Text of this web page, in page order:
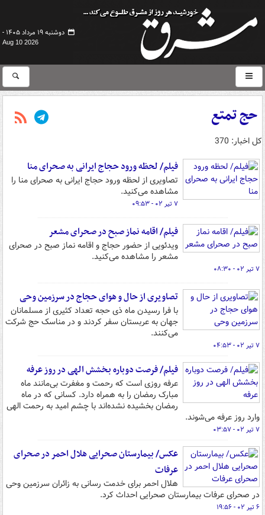
دوشنبه ۱۹ مرداد ۱۴۰۵ -
Aug 10 2026
حج تمتع
کل اخبار: 370
فیلم/ لحظه ورود حجاج ایرانی به صحرای منا
تصاویری از لحظه ورود حجاج ایرانی به صحرای منا را
مشاهده می‌کنید.
۷ تیر ۰۲ - ۰۹:۵۳
فیلم/ اقامه نماز صبح در صحرای مشعر
ویدئویی از حضور حجاج و اقامه نماز صبح در صحرای
مشعر را مشاهده می‌کنید.
۷ تیر ۰۲ - ۰۸:۳۰
تصاویری از حال و هوای حجاج در سرزمین وحی
با فرا رسیدن ماه ذی حجه تعداد کثیری از مسلمانان
جهان به عربستان سفر کردند و در مناسک حج شرکت
می‌کنند.
۷ تیر ۰۲ - ۰۴:۵۳
فیلم/ فرصت دوباره بخشش الهی در روز عرفه
عرفه روزی است که رحمت و مغفرت بی‌مانند ماه
مبارک رمضان را به همراه دارد. کسانی که در ماه
رمضان بخشیده نشده‌اند با چشم امید به رحمت الهی
وارد روز عرفه می‌شوند.
۷ تیر ۰۲ - ۰۳:۵۷
عکس/ بیمارستان صحرایی هلال احمر در صحرای
عرفات
هلال احمر برای خدمت رسانی به زائران سرزمین وحی
در صحرای عرفات بیمارستان صحرایی احداث کرد.
۶ تیر ۰۲ - ۱۹:۵۶